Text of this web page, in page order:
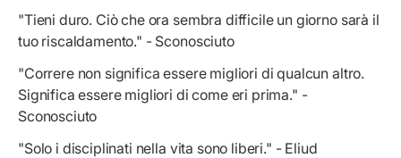
"Tieni duro. Ciò che ora sembra difficile un giorno sarà il
tuo riscaldamento." - Sconosciuto
"Correre non significa essere migliori di qualcun altro.
Significa essere migliori di come eri prima." -
Sconosciuto
"Solo i disciplinati nella vita sono liberi." - Eliud